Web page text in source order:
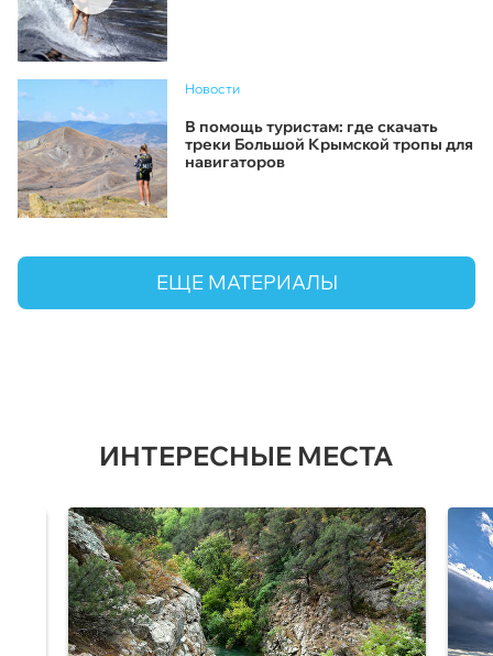
Новости
В помощь туристам: где скачать
треки Большой Крымской тропы для
навигаторов
ЕЩЕ МАТЕРИАЛЫ
ИНТЕРЕСНЫЕ МЕСТА